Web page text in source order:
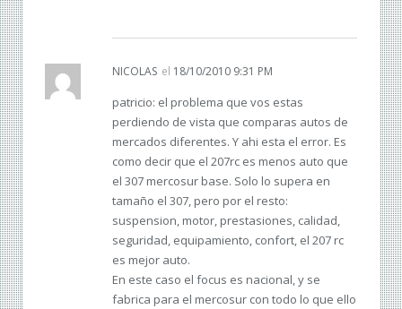
NICOLAS el 18/10/2010 9:31 PM
patricio: el problema que vos estas
perdiendo de vista que comparas autos de
mercados diferentes. Y ahi esta el error. Es
como decir que el 207rc es menos auto que
el 307 mercosur base. Solo lo supera en
tamaño el 307, pero por el resto:
suspension, motor, prestasiones, calidad,
seguridad, equipamiento, confort, el 207 rc
es mejor auto.
En este caso el focus es nacional, y se
fabrica para el mercosur con todo lo que ello